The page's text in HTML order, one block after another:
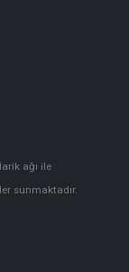
ağı ile
sunmaktadır.